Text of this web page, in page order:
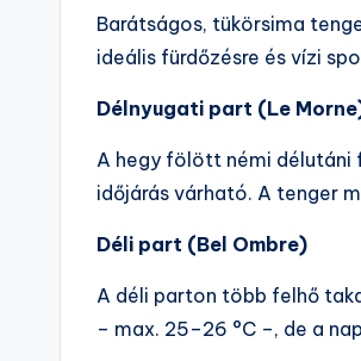
Barátságos, tükörsima
ideális fürdőzésre és vízi
Délnyugati part (Le
A hegy fölött némi délutáni
időjárás várható. A tenger
Déli part (Bel Ombre)
A déli parton több felhő
– max. 25–26 °C –, de a